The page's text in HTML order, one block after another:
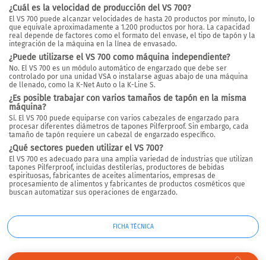
¿Cuál es la velocidad de producción del VS 700?
El VS 700 puede alcanzar velocidades de hasta 20 productos por minuto, lo
que equivale aproximadamente a 1.200 productos por hora. La capacidad
real depende de factores como el formato del envase, el tipo de tapón y la
integración de la máquina en la línea de envasado.
¿Puede utilizarse el VS 700 como máquina independiente?
No. El VS 700 es un módulo automático de engarzado que debe ser
controlado por una unidad VSA o instalarse aguas abajo de una máquina
de llenado, como la K-Net Auto o la K-Line S.
¿Es posible trabajar con varios tamaños de tapón en la misma
máquina?
Sí. El VS 700 puede equiparse con varios cabezales de engarzado para
procesar diferentes diámetros de tapones Pilferproof. Sin embargo, cada
tamaño de tapón requiere un cabezal de engarzado específico.
¿Qué sectores pueden utilizar el VS 700?
El VS 700 es adecuado para una amplia variedad de industrias que utilizan
tapones Pilferproof, incluidas destilerías, productores de bebidas
espirituosas, fabricantes de aceites alimentarios, empresas de
procesamiento de alimentos y fabricantes de productos cosméticos que
buscan automatizar sus operaciones de engarzado.
FICHA TÉCNICA